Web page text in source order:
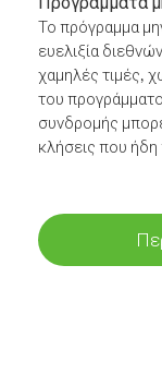
Το πρόγραμμα
ευελιξία
χαμηλές τιμές,
του
συνδρομής
κλήσεις που ήδη